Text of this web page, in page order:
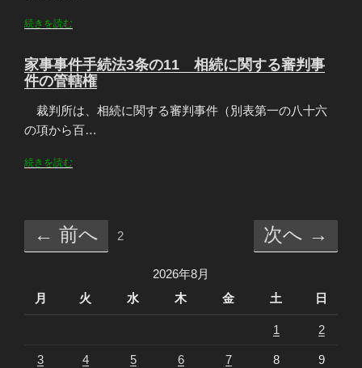
続きを読む
家事事件手続法3条の11 相続に関する審判事
件の管轄権
裁判所は、相続に関する審判事件（別表第一の八十六
の項から百…
続きを読む
← 前へ 2 次へ →
2026年8月
月
火 水 木 金 土 日
1 2
3 4 5 6 7 8 9